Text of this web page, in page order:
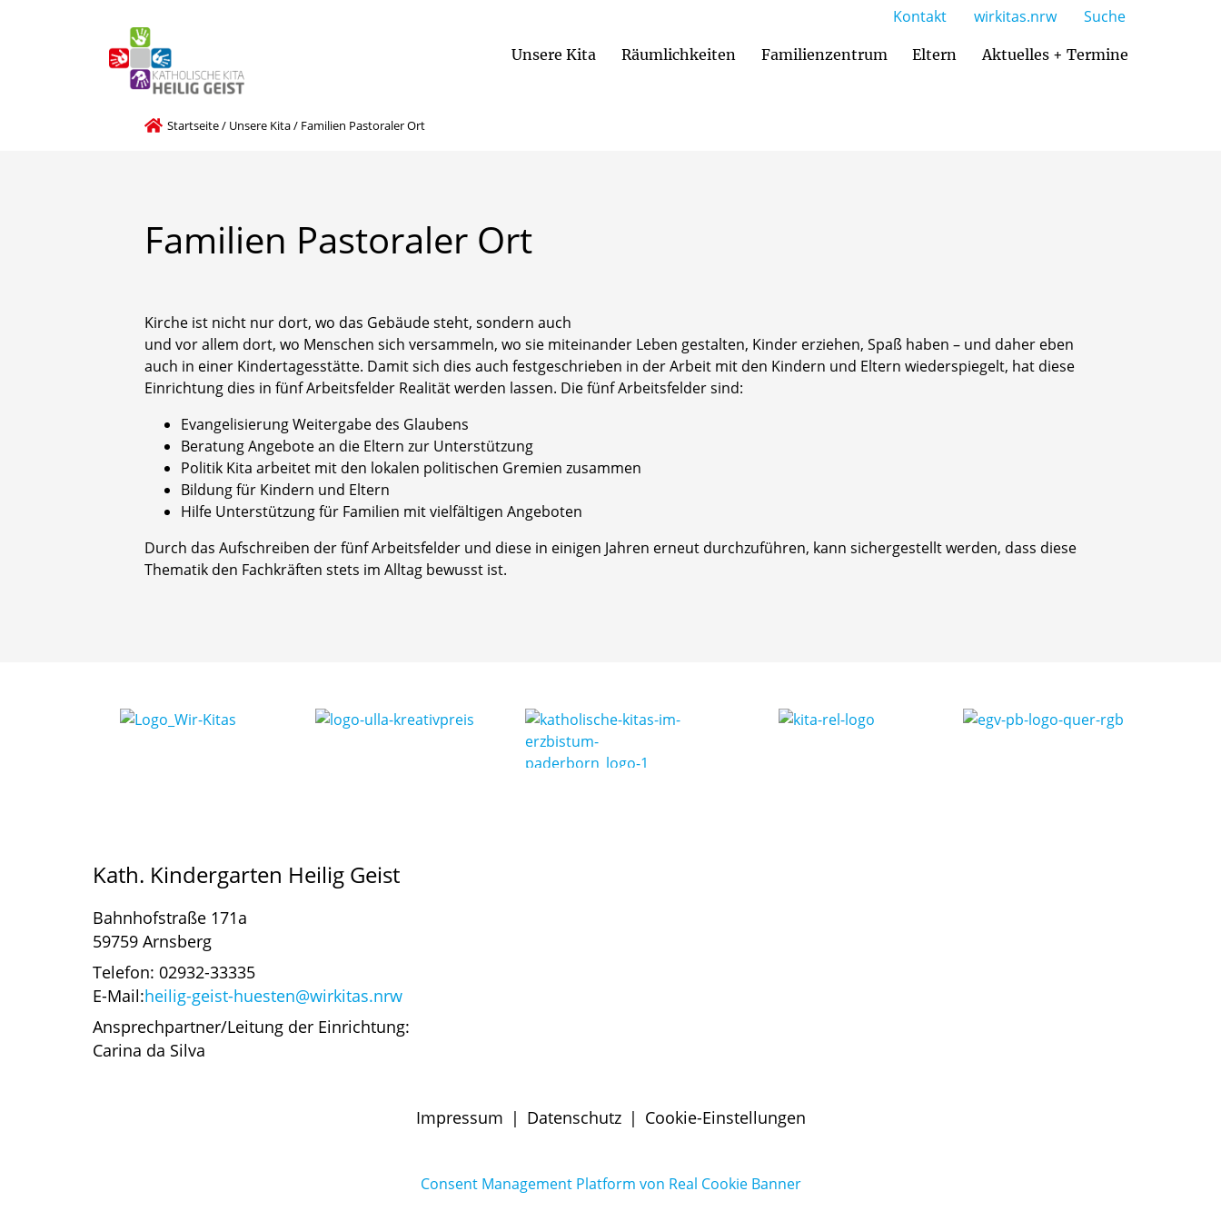
Unsere Kita Räumlichkeiten Familienzentrum Eltern Aktuelles + Termine
Kontakt wirkitas.nrw Suche
Startseite/ Unsere Kita/ Familien Pastoraler Ort
Familien Pastoraler Ort
Kirche ist nicht nur dort, wo das Gebäude steht, sondern auch
und vor allem dort, wo Menschen sich versammeln, wo sie miteinander Leben gestalten, Kinder erziehen, Spaß haben – und daher eben
auch in einer Kindertagesstätte. Damit sich dies auch festgeschrieben in der Arbeit mit den Kindern und Eltern wiederspiegelt, hat diese
Einrichtung dies in fünf Arbeitsfelder Realität werden lassen. Die fünf Arbeitsfelder sind:
Evangelisierung Weitergabe des Glaubens
Beratung Angebote an die Eltern zur Unterstützung
Politik Kita arbeitet mit den lokalen politischen Gremien zusammen
Bildung für Kindern und Eltern
Hilfe Unterstützung für Familien mit vielfältigen Angeboten
Durch das Aufschreiben der fünf Arbeitsfelder und diese in einigen Jahren erneut durchzuführen, kann sichergestellt werden, dass diese
Thematik den Fachkräften stets im Alltag bewusst ist.
Kath. Kindergarten Heilig Geist
Bahnhofstraße 171a
59759 Arnsberg
Telefon: 02932-33335
E-Mail:heilig-geist-huesten@wirkitas.nrw
Ansprechpartner/Leitung der Einrichtung:
Carina da Silva
Impressum | Datenschutz | Cookie-Einstellungen
Consent Management Platform von Real Cookie Banner